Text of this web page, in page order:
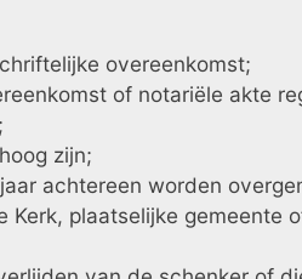
overeenkomst;
of notariële akte
zijn;
achtereen worden
plaatselijke gemeente